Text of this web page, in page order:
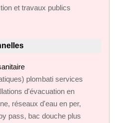
et travaux publics
plombati services
d'évacuation en
réseaux d'eau en per,
pass, bac douche plus